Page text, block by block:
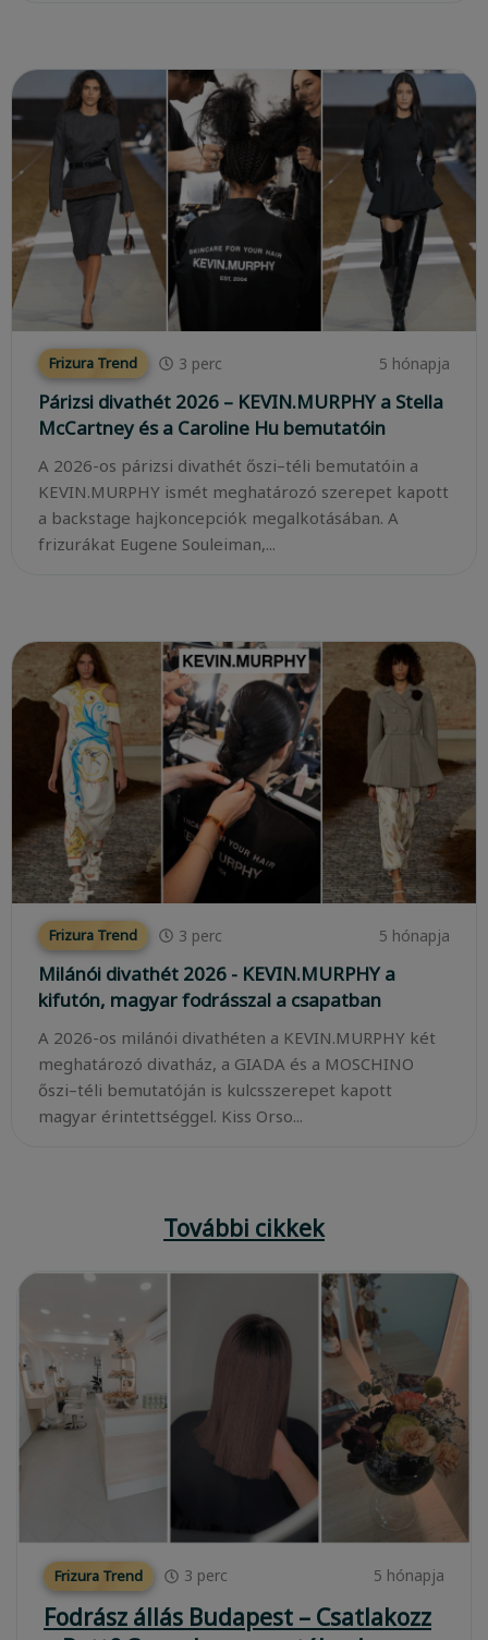
Frizura Trend 3 perc 5 hónapja
Párizsi divathét 2026 – KEVIN.MURPHY a Stella
McCartney és a Caroline Hu bemutatóin
A 2026-os párizsi divathét őszi–téli bemutatóin a
KEVIN.MURPHY ismét meghatározó szerepet kapott
a backstage hajkoncepciók megalkotásában. A
frizurákat Eugene Souleiman,...
Frizura Trend 3 perc 5 hónapja
Milánói divathét 2026 - KEVIN.MURPHY a
kifutón, magyar fodrásszal a csapatban
A 2026-os milánói divathéten a KEVIN.MURPHY két
meghatározó divatház, a GIADA és a MOSCHINO
őszi–téli bemutatóján is kulcsszerepet kapott
magyar érintettséggel. Kiss Orso...
További cikkek
Frizura Trend 3 perc 5 hónapja
Fodrász állás Budapest – Csatlakozz